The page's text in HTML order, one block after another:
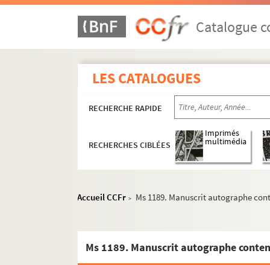
Catalogue
LES CATALOGUES
RECHERCHE RAPIDE
RECHERCHES CIBLÉES
Imprimés
multimédia
Accueil CCFr > Ms 1189. Manuscrit autographe
Ms 1189. Manuscrit autographe